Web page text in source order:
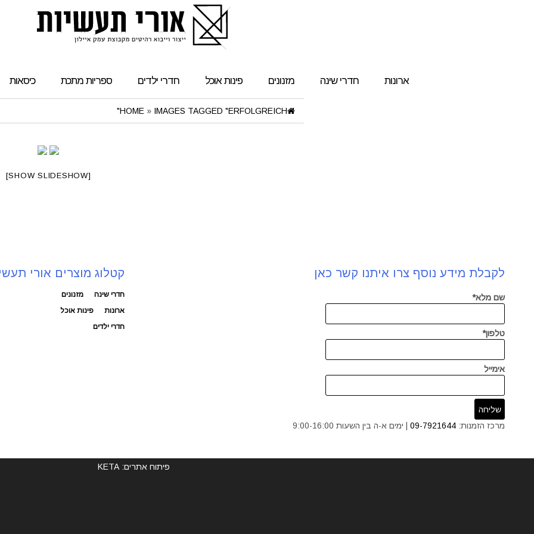
ארונות חדרי שינה מזנונים פינות אוכל חדרי ילדים ספריות מתכת כיסאות
HOME » IMAGES TAGGED "ERFOLGREICH"
[SHOW SLIDESHOW]
קטלוג מוצרים אורי
חדרי שינה
מזנונים
ארונות
פינות אוכל
חדרי ילדים
לקבלת מידע נוסף צרו איתנו קשר כאן
שם מלא*
טלפון*
אימייל
מרכז הזמנות: 09-7921644| ימים א-ה בין השעות 9:00-16:00
פיתוח אתרים: KETA